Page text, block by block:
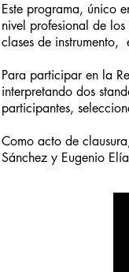
Este programa, único
nivel profesional de
clases de instrumento,
Para participar en la
interpretando dos
participantes,
Como acto de
Sánchez y Eugenio